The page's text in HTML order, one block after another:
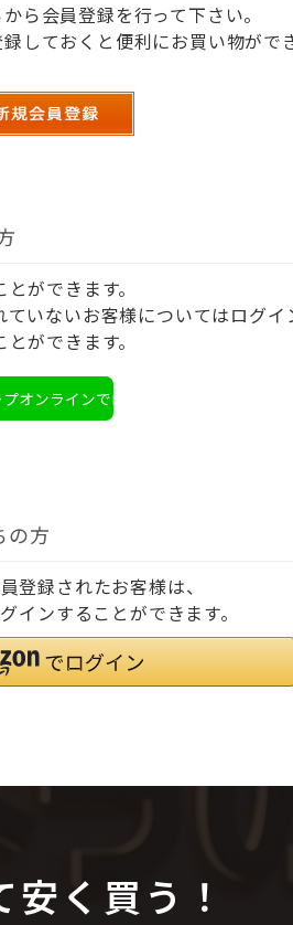
ら会員登録を行って下さい。
しておくと便利にお買い物がで
ができます。
いないお客様についてはログイ
ができます。
オンラインでログイン
の方
登録されたお客様は、
インすることができます。
く買う！